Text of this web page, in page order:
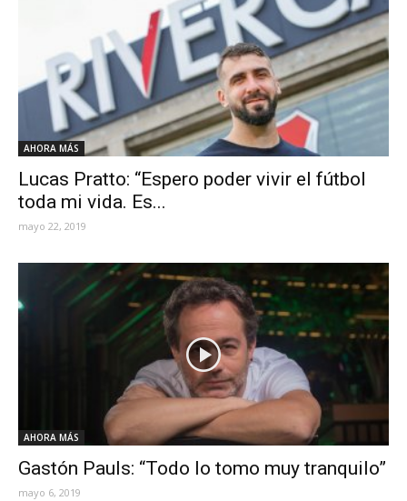
AHORA MÁS
Lucas Pratto: “Espero poder vivir el fútbol
toda mi vida. Es...
mayo 22, 2019
AHORA MÁS
Gastón Pauls: “Todo lo tomo muy tranquilo”
mayo 6, 2019